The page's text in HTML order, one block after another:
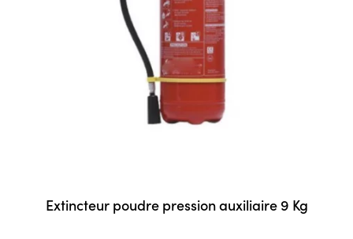
Extincteur poudre pression auxiliaire 9 Kg